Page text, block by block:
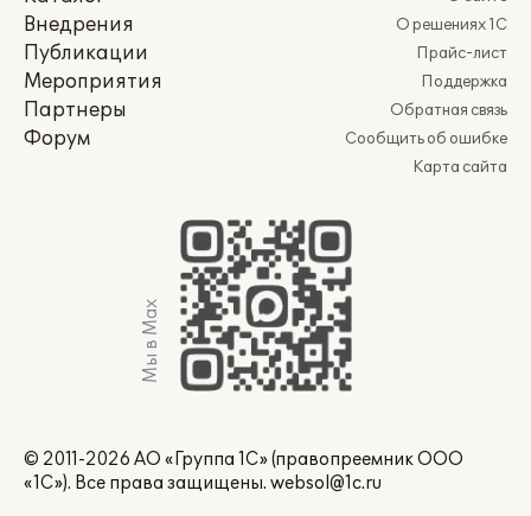
Внедрения
Публикации
Мероприятия
Партнеры
Форум
О решениях 1С
Прайс-лист
Поддержка
Обратная связь
Сообщить об ошибке
Карта сайта
Мы в Max
© 2011-2026 АО «Группа 1С» (правопреемник ООО
«1С»). Все права защищены. websol@1c.ru